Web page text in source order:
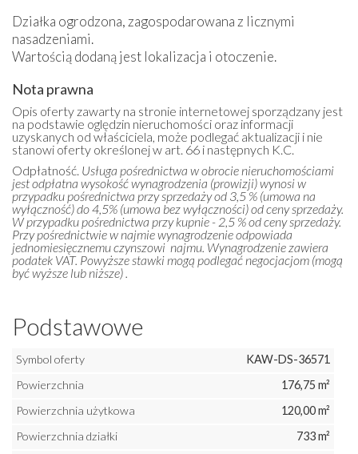
Działka ogrodzona, zagospodarowana z licznymi
nasadzeniami.
Wartością dodaną jest lokalizacja i otoczenie.
Nota prawna
Opis oferty zawarty na stronie internetowej sporządzany jest
na podstawie oględzin nieruchomości oraz informacji
uzyskanych od właściciela, może podlegać aktualizacji i nie
stanowi oferty określonej w art. 66 i następnych K.C.
Odpłatność. Usługa pośrednictwa w obrocie nieruchomościami
jest odpłatna wysokość wynagrodzenia (prowizji) wynosi w
przypadku pośrednictwa przy sprzedaży od 3,5 % (umowa na
wyłączność) do 4,5% (umowa bez wyłączności) od ceny sprzedaży.
W przypadku pośrednictwa przy kupnie - 2,5 % od ceny sprzedaży.
Przy pośrednictwie w najmie wynagrodzenie odpowiada
jednomiesięcznemu czynszowi najmu. Wynagrodzenie zawiera
podatek VAT. Powyższe stawki mogą podlegać negocjacjom (mogą
być wyższe lub niższe) .
Podstawowe
Symbol oferty
KAW-DS-36571
Powierzchnia
176,75 m²
Powierzchnia użytkowa
120,00 m²
Powierzchnia działki
733 m²